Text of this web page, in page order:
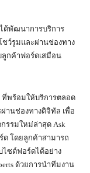
ด้พัฒนาการบริการ
ชว์รูมและผ่านช่องทาง
กค้าฟอร์ดเสมือน
ที่พร้อมให้บริการตลอด
านช่องทางดิจิทัล เพื่อ
รรมใหม่ล่าสุด Ask
ด โดยลูกค้าสามารถ
ซต์ฟอร์ดได้อย่าง
ด้วยการนำทีมงาน